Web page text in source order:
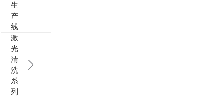
生
产
线
激
光
清
洗
系
列